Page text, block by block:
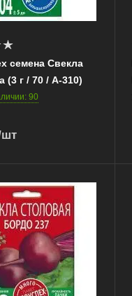
семена Свекла
(3 г / 70 / А-310)
90